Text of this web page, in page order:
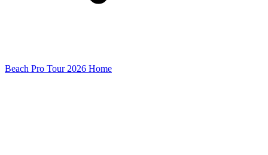
Beach Pro Tour 2026 Home